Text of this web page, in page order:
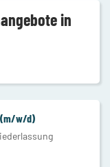
in
(m/w/d)